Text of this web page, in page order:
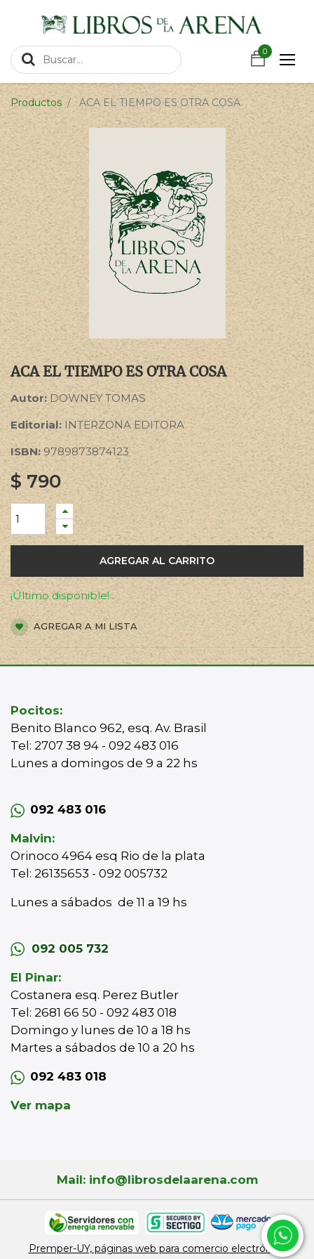
0
0
Productos ACA EL TIEMPO ES OTRA COSA
ACA EL TIEMPO ES OTRA COSA
Autor: DOWNEY TOMAS
Editorial: INTERZONA EDITORA
ISBN: 9789873874123
$790
AGREGAR AL CARRITO
¡Último disponible!
AGREGAR A MI LISTA
Pocitos:
Benito Blanco 962, esq. Av. Brasil
Tel: 2707 38 94 - 092 483 016
Lunes a domingos de 9 a 22 hs
092 483 016
Malvin:
Orinoco 4964 esq Rio de la plata
Tel: 26135653 - 092 005732
Lunes a sábados de 11 a 19 hs
092 005 732
El Pinar:
Costanera esq. Perez Butler
Tel: 2681 66 50 - 092 483 018
Domingo y lunes de 10 a 18 hs
Martes a sábados de 10 a 20 hs
092 483 018
Ver mapa
Mail: info@librosdelaarena.com
Premper-UY, páginas web para comercio electrónico